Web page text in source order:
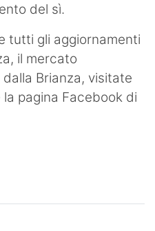
del sì.
tutti gli aggiornamenti
il mercato
Brianza, visitate
la pagina Facebook di